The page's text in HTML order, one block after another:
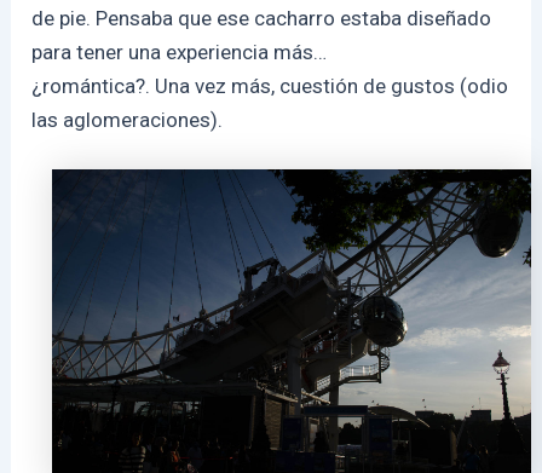
de pie. Pensaba que ese cacharro estaba diseñado
para tener una experiencia más…
¿romántica?. Una vez más, cuestión de gustos (odio
las aglomeraciones).